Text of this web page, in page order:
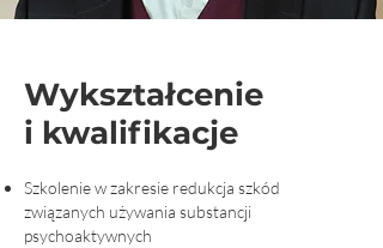
Wykształcenie
i kwalifikacje
Szkolenie w zakresie redukcja szkód
związanych używania substancji
psychoaktywnych